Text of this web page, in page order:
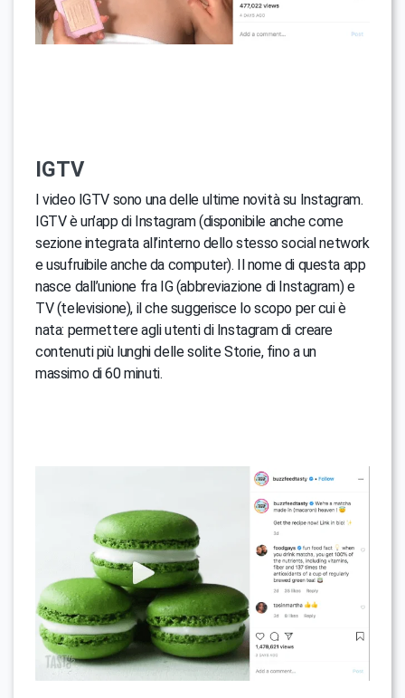
IGTV
I video IGTV sono una delle ultime novità su Instagram.
IGTV è un’app di Instagram (disponibile anche come
sezione integrata all’interno dello stesso social network
e usufruibile anche da computer). Il nome di questa app
nasce dall’unione fra IG (abbreviazione di Instagram) e
TV (televisione), il che suggerisce lo scopo per cui è
nata: permettere agli utenti di Instagram di creare
contenuti più lunghi delle solite Storie, fino a un
massimo di 60 minuti.